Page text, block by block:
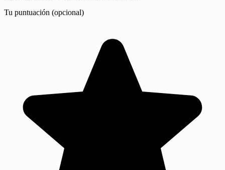
Tu puntuación (opcional)